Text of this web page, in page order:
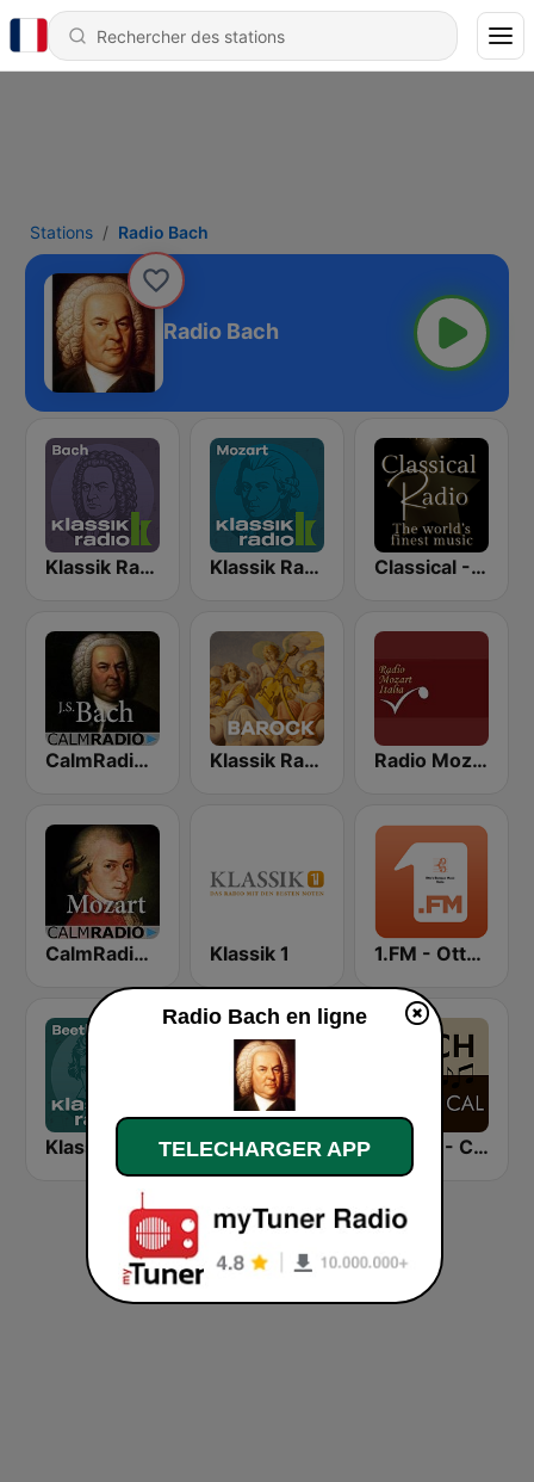
Stations Radio Bach
Radio Bach
Klassik Radio Bach Klassik Radio Mozart Classical - JS Bach
CalmRadio.com - Bach Klassik Radio Barock Radio Mozart Italia
CalmRadio.com - Mozart Klassik 1 1.FM - Otto's Baroque Music
Concertzender Geen dag zonder Bach *BACH - CLASSICAL
Radio Bach en ligne
TELECHARGER APP